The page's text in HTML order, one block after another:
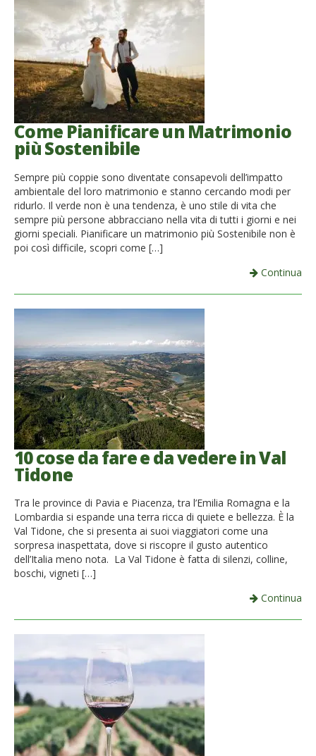
Come Pianificare un Matrimonio
più Sostenibile
Sempre più coppie sono diventate consapevoli dell’impatto
ambientale del loro matrimonio e stanno cercando modi per
ridurlo. Il verde non è una tendenza, è uno stile di vita che
sempre più persone abbracciano nella vita di tutti i giorni e nei
giorni speciali. Pianificare un matrimonio più Sostenibile non è
poi così difficile, scopri come […]
Continua
10 cose da fare e da vedere in Val
Tidone
Tra le province di Pavia e Piacenza, tra l’Emilia Romagna e la
Lombardia si espande una terra ricca di quiete e bellezza. È la
Val Tidone, che si presenta ai suoi viaggiatori come una
sorpresa inaspettata, dove si riscopre il gusto autentico
dell’Italia meno nota. La Val Tidone è fatta di silenzi, colline,
boschi, vigneti […]
Continua